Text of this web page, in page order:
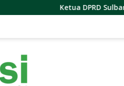
Ketua DPRD Sulbar Terima